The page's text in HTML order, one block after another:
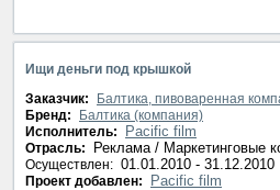
Ищи деньги под крышкой
Заказчик:
Балтика, пивоваренная
Бренд:
Балтика (компания)
Исполнитель:
Pacific film
Отрасль: Реклама / Маркетинговые
Осуществлен: 01.01.2010 - 31.12.2010
Проект добавлен: Pacific film